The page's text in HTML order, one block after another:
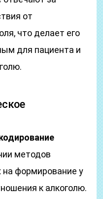
от
что делает его
для пациента и
методов
на формирование у
к алкоголю.